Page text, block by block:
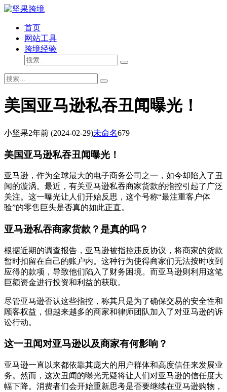
首页
网站工具
跨境经验
美国亚马逊私吞丑闻曝光！
小坚果2年前 (2024-02-29)未命名679
美国亚马逊私吞丑闻曝光！
亚马逊，作为全球最大的电子商务公司之一，如今却陷入了丑
闻的漩涡。最近，有关亚马逊私吞商家货款的指控引起了广泛
关注。这一曝光让人们开始反思，这个号称“最注重客户体
验”的零售巨头是否真的如此正直。
亚马逊私吞商家货款？是真的吗？
根据近期的调查报告，亚马逊被指控违反协议，将商家的货款
暂时扣留在自己的账户内。这种行为使得商家们无法按时收到
应得的款项，导致他们陷入了财务困境。而亚马逊则利用这笔
巨额资金进行投资和利益的获取。
尽管亚马逊否认这些指控，称其只是为了确保交易的安全性和
顾客权益，但越来越多的商家和律师团队加入了对亚马逊的诉
讼行动。
这一丑闻对亚马逊以及商家有何影响？
亚马逊一直以来都依靠其庞大的用户群体和高度信任来发展业
务。然而，这次丑闻的曝光无疑将让人们对亚马逊的信任度大
幅下降。消费者们会开始重新思考是否要继续在亚马逊购物，